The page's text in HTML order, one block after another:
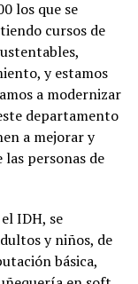
los que se
cursos de
y estamos
a modernizar
departamento
a mejorar y
personas de
IDH, se
y niños, de
básica,